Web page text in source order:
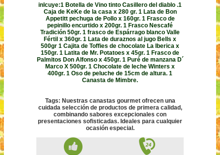
inlcuye:1 Botella de Vino tinto Casillero del diablo .1
Caja de KeKe de la casa x 280 gr. 1 Lata de Bon
Appetitt pechuga de Pollo x 160gr. 1 Frasco de
pepinillo encurtido x 200gr. 1 Frasco Nescafé
Tradición 50gr. 1 frasco de Espárrago blanco Valle
Fértil x 360gr. 1 Lata de duraznos al jugo Bells x
500gr 1 Cajita de Toffies de chocolate La Iberica x
150gr. 1 Latita de Mr. Potatoes x 45gr. 1 Frasco de
Palmitos Don Alfonso x 450gr. 1 Puré de manzana D´
Marco X 500gr. 1 Chocolate de leche Winters x
400gr. 1 Oso de peluche de 15cm de altura. 1
Canasta de Mimbre.
Tags: Nuestras canastas gourmet ofrecen una
cuidada selección de productos de primera calidad,
combinando sabores excepcionales con
presentaciones sofisticadas. Ideales para cualquier
ocasión especial.